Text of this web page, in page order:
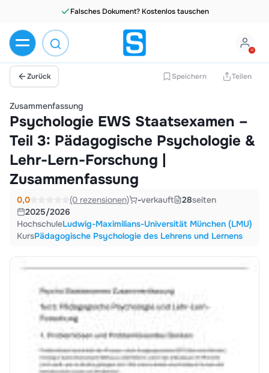
Falsches Dokument? Kostenlos tauschen
Zurück Speichern Teilen
Zusammenfassung
Psychologie EWS Staatsexamen –
Teil 3: Pädagogische Psychologie &
Lehr-Lern-Forschung |
Zusammenfassung
0,0 (0 rezensionen) -verkauft 28seiten
2025/2026
HochschuleLudwig-Maximilians-Universität München (LMU)
KursPädagogische Psychologie des Lehrens und Lernens